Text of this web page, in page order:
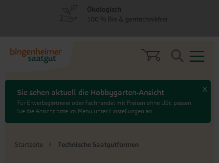
Sie sehen aktuell die Hobbygarten-Ansicht
Für Erwerbsgärtnerei oder Fachhandel mit Preisen ohne USt. passen
Sie die Ansicht bitte im Menü unter Einstellungen an.
x
Search
Startseite Technische Saatgutformen
Vielfältig
100 % samenfest